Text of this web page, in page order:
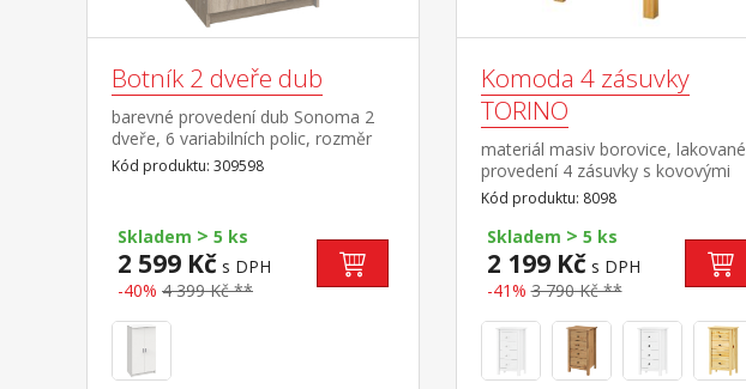
Botník 2 dveře dub
barevné provedení dub Sonoma 2
dveře, 6 variabilních polic, rozměr
police (š/h) 51 × 29 cm kapacita až
21 párů bot
Kód produktu: 309598
Skladem > 5 ks
2 599 Kč s DPH
-40% 4 399 Kč **
Komoda 4 zásuvky
TORINO
materiál masiv borovice, lakované
provedení 4 zásuvky s kovovými
pojezdy
Kód produktu: 8098
Skladem > 5 ks
2 199 Kč s DPH
-41% 3 790 Kč **